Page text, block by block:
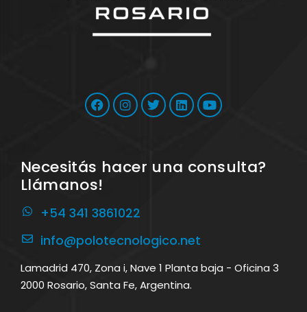
Necesitás hacer una consulta?
Llámanos!
+54 341 3861022
info@polotecnologico.net
Lamadrid 470, Zona i, Nave 1 Planta baja - Oficina 3
2000 Rosario, Santa Fe, Argentina.